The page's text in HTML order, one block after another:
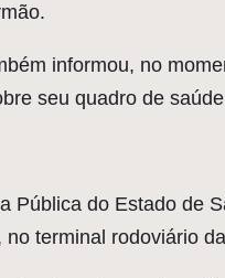
informou, no
seu quadro de
Pública do Estado de
terminal rodoviário